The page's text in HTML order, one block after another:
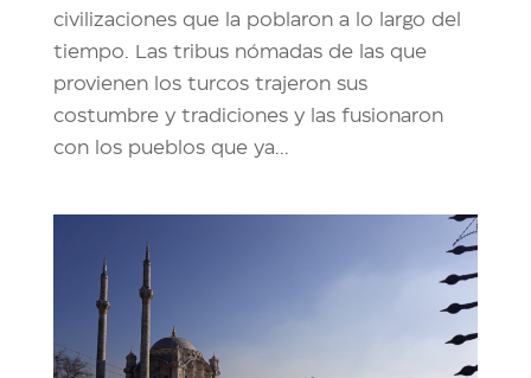
civilizaciones que la poblaron a lo largo del
tiempo. Las tribus nómadas de las que
provienen los turcos trajeron sus
costumbre y tradiciones y las fusionaron
con los pueblos que ya...